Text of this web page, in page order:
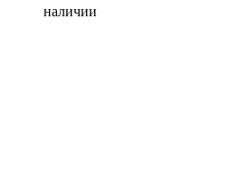
наличии